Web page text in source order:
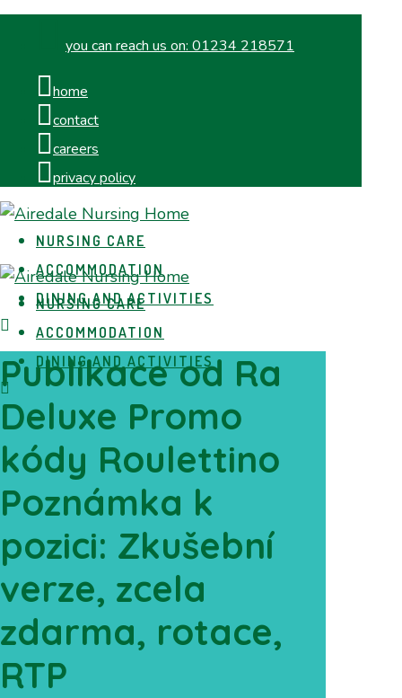
you can reach us on: 01234 218571
home
contact
careers
privacy policy
NURSING CARE
ACCOMMODATION
DINING AND ACTIVITIES
NURSING CARE
ACCOMMODATION
DINING AND ACTIVITIES
Publikace od Ra
Deluxe Promo
kódy Roulettino
Poznámka k
pozici: Zkušební
verze, zcela
zdarma, rotace,
RTP